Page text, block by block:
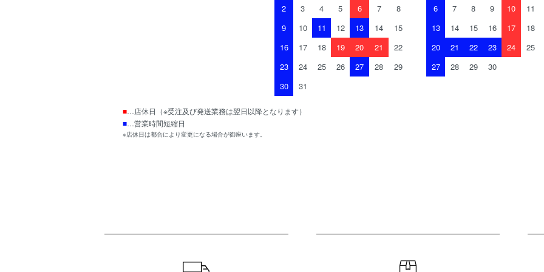
2
3 4 5 6 7
8
9
10 11 12 13 14
15
16
17 18 19 20 21
22
23
24 25 26 27 28
29
30
31
6
7 8 9 10
11
13
14 15 16 17
18
20
21 22 23 24
25
27
28 29 30
■…店休日（※受注及び発送業務は翌日以降となります）
■…営業時間短縮日
※店休日は都合により変更になる場合が御座います。